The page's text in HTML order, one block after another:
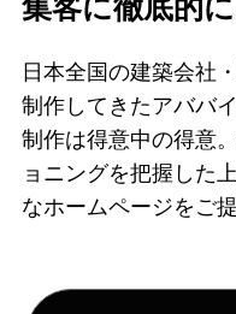
日本全国の建築会社
制作してきたアババ
制作は得意中の得意
ョニングを把握した
なホームページをご